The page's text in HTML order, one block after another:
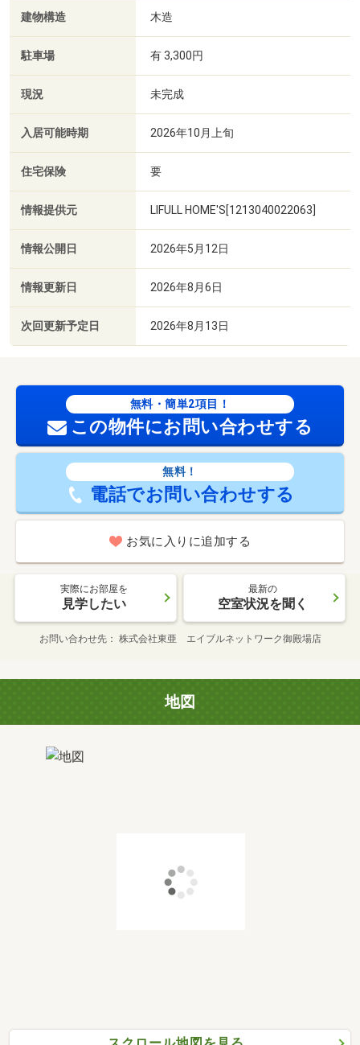
建物構造 木造
駐車場 有 3,300円
現況 未完成
入居可能時期 2026年10月上旬
住宅保険 要
情報提供元 LIFULL HOME'S[1213040022063]
情報公開日 2026年5月12日
情報更新日 2026年8月6日
次回更新予定日 2026年8月13日
無料・簡単2項目！
この物件にお問い合わせする
無料！
電話でお問い合わせする
お気に入りに追加する
実際にお部屋を
見学したい
最新の
空室状況を聞く
お問い合わせ先 株式会社東亜 エイブルネットワーク御殿場店
地図